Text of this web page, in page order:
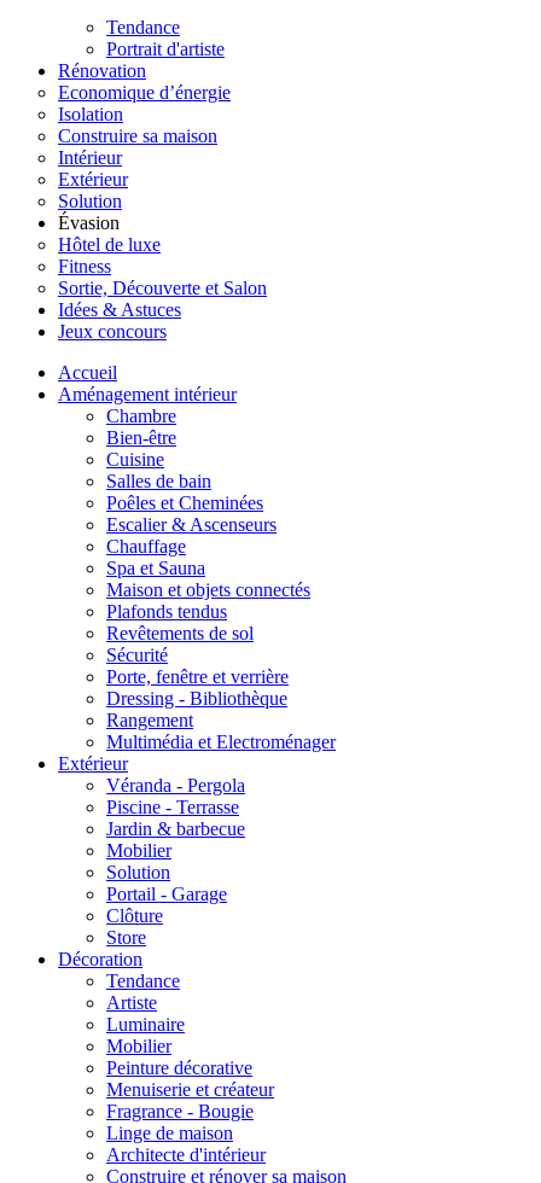
Tendance
Portrait d'artiste
Rénovation
Economique d’énergie
Isolation
Construire sa maison
Intérieur
Extérieur
Solution
Évasion
Hôtel de luxe
Fitness
Sortie, Découverte et Salon
Idées & Astuces
Jeux concours
Accueil
Aménagement intérieur
Chambre
Bien-être
Cuisine
Salles de bain
Poêles et Cheminées
Escalier & Ascenseurs
Chauffage
Spa et Sauna
Maison et objets connectés
Plafonds tendus
Revêtements de sol
Sécurité
Porte, fenêtre et verrière
Dressing - Bibliothèque
Rangement
Multimédia et Electroménager
Extérieur
Véranda - Pergola
Piscine - Terrasse
Jardin & barbecue
Mobilier
Solution
Portail - Garage
Clôture
Store
Décoration
Tendance
Artiste
Luminaire
Mobilier
Peinture décorative
Menuiserie et créateur
Fragrance - Bougie
Linge de maison
Architecte d'intérieur
Construire et rénover sa maison